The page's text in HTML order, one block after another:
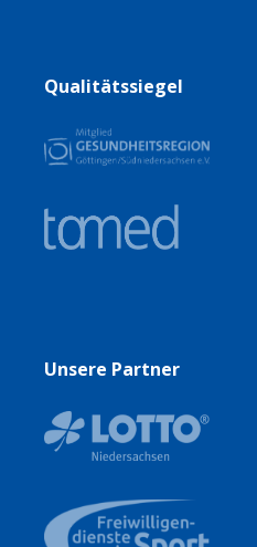
Qualitätssiegel
Unsere Partner